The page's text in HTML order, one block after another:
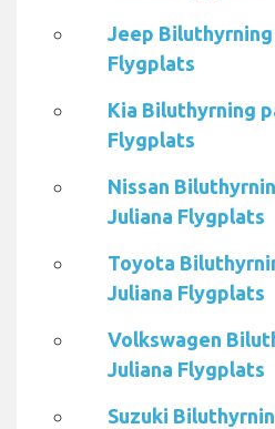
Jeep Biluthyrning
Flygplats
Kia Biluthyrning
Flygplats
Nissan
Juliana Flygplats
Toyota
Juliana Flygplats
Volkswagen
Juliana Flygplats
Suzuki